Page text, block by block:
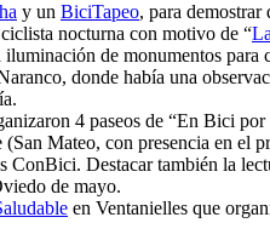
y un BiciTapeo, para
nocturna con motivo de “
iluminación de monumentos
donde había una
4 paseos de “En Bici
(San Mateo, con presencia en el
ConBici. Destacar también la
de mayo.
en Ventanielles que